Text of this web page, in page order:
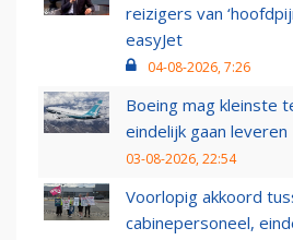
reizigers van
easyJet
04-08-2026, 7:26
Boeing mag kleinste
eindelijk gaan leveren
03-08-2026, 22:54
Voorlopig akkoord
cabinepersoneel,